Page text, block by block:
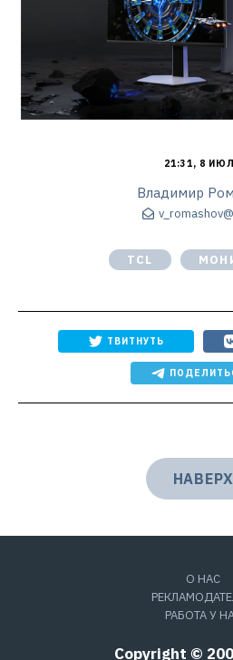
21:31, 8
Владимир
TCL
ТВИТНУТЬ
НАВЕРХ
О НАС
РАБОТА У
Copyright ©